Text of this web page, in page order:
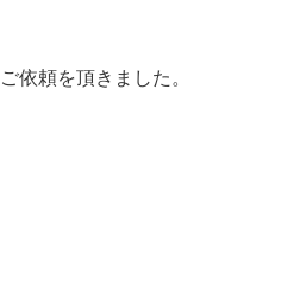
依頼を頂きました。